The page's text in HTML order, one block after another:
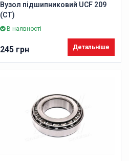
Вузол підшипниковий UCF 209
(CT)
В наявності
245 грн Детальніше